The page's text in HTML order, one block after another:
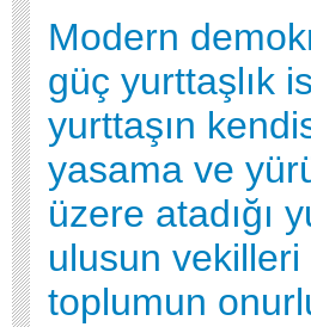
Modern
güç yurttaşlık
yurttaşın
yasama ve
üzere atadığı
ulusun vekilleri
toplumun